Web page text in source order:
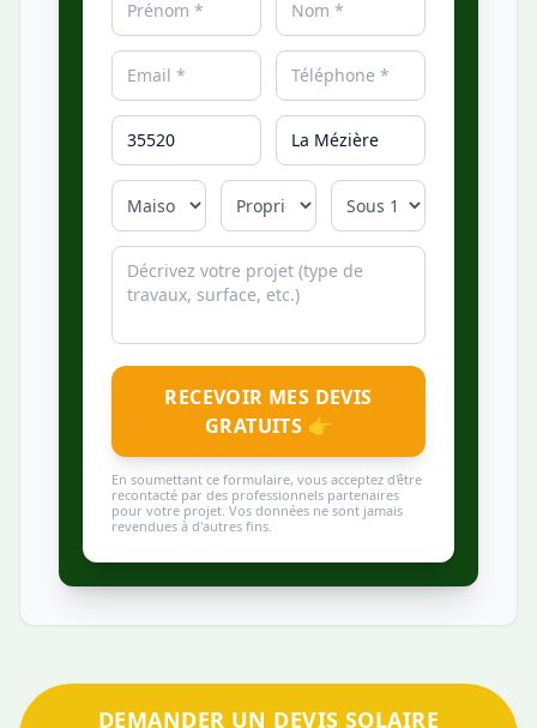
RECEVOIR MES DEVIS
GRATUITS 👉
En soumettant ce formulaire, vous acceptez d'être
recontacté par des professionnels partenaires
pour votre projet. Vos données ne sont jamais
revendues à d'autres fins.
DEMANDER UN DEVIS SOLAIRE